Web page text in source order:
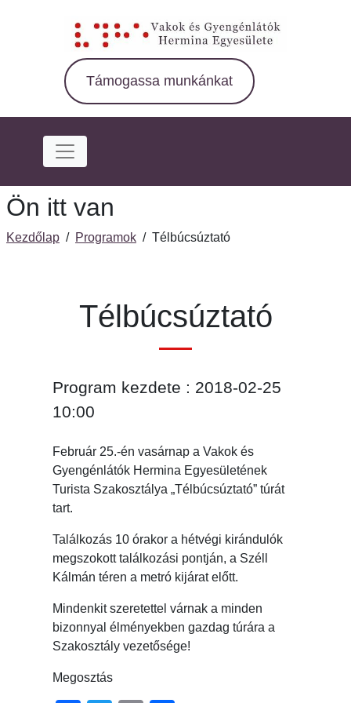
Támogassa munkánkat
Ön itt van
Kezdőlap / Programok /Télbúcsúztató
Télbúcsúztató
Program kezdete : 2018-02-25
10:00
Február 25.-én vasárnap a Vakok és
Gyengénlátók Hermina Egyesületének
Turista Szakosztálya „Télbúcsúztató” túrát
tart.
Találkozás 10 órakor a hétvégi kirándulók
megszokott találkozási pontján, a Széll
Kálmán téren a metró kijárat előtt.
Mindenkit szeretettel várnak a minden
bizonnyal élményekben gazdag túrára a
Szakosztály vezetősége!
Megosztás